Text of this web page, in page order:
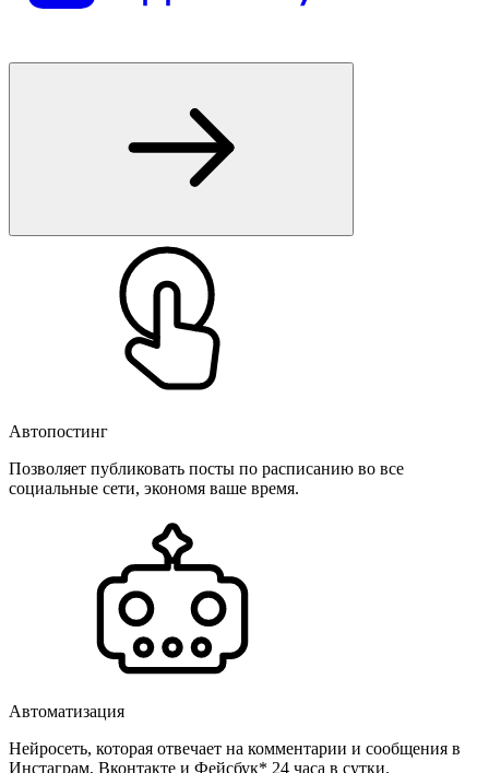
Автопостинг
Позволяет публиковать посты по расписанию во все
социальные сети, экономя ваше время.
Автоматизация
Нейросеть, которая отвечает на комментарии и сообщения в
Инстаграм, Вконтакте и Фейсбук* 24 часа в сутки.